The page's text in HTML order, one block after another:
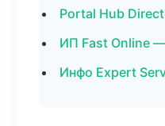
Portal Hub
ИП Fast Online
Инфо Expert